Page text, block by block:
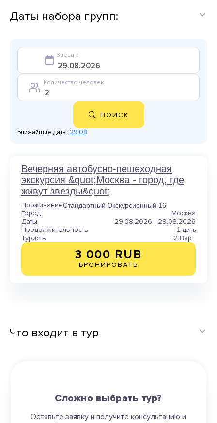
Даты набора групп:
Заезд с
Количество человек
ПОИСК
Ближайшие даты: 29.08
Вечерняя автобусно-пешеходная
экскурсия &quot;Москва - город, где
живут звезды&quot;
ПроживаниеСтандартный Экскурсионный 16
Город
Москва
Даты
29.08.2026 - 29.08.2026
Продолжительность
1 день
Туристы 2 Взр
3 000 RUB
БРОНИРОВАТЬ
Что входит в тур
Сложно выбрать тур?
Оставьте заявку и получите консультацию и